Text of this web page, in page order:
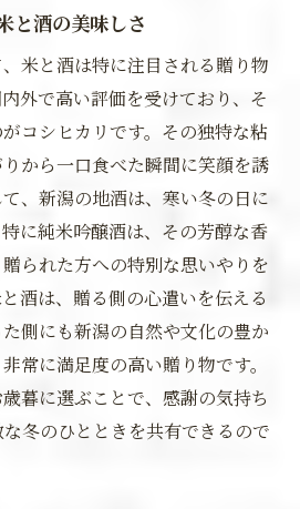
と酒の美味しさ
米と酒は特に注目される贈り物
外で高い評価を受けており、そ
コシヒカリです。その独特な粘
から一口食べた瞬間に笑顔を誘
、新潟の地酒は、寒い冬の日に
に純米吟醸酒は、その芳醇な香
られた方への特別な思いやりを
酒は、贈る側の心遣いを伝える
側にも新潟の自然や文化の豊か
常に満足度の高い贈り物です。
暮に選ぶことで、感謝の気持ち
冬のひとときを共有できるので